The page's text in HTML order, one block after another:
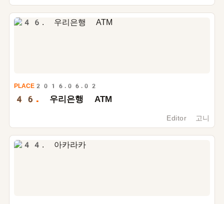
PLACE 2016.06.02
46. 우리은행 ATM
Editor 고니